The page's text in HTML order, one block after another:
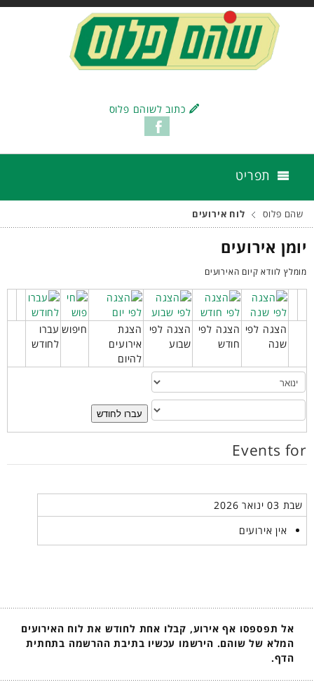
כתוב לשוהם פלוס
תפריט
שהם פלוס לוח אירועים
יומן אירועים
מומלץ לוודא קיום האירועים
הצגה לפי
שנה
הצגה לפי
חודש
הצגה לפי
שבוע
הצגת
אירועים
להיום
חיפוש עברו
לחודש
עברו לחודש
Events for
שבת 03 ינואר 2026
אין אירועים
אל תפספסו אף אירוע, קבלו אחת לחודש את לוח האירועים
המלא של שוהם. הירשמו עכשיו בתיבת ההרשמה בתחתית
הדף.